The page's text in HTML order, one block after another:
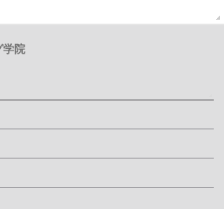
学院